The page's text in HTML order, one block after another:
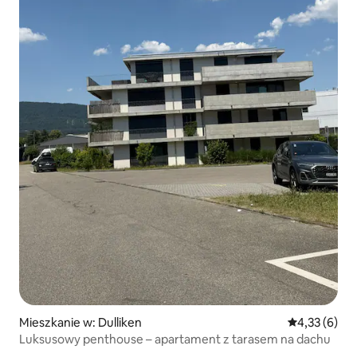
Mieszkanie w: Dulliken Średnia
4,33 (6)
Luksusowy penthouse – apartament z tarasem na dachu